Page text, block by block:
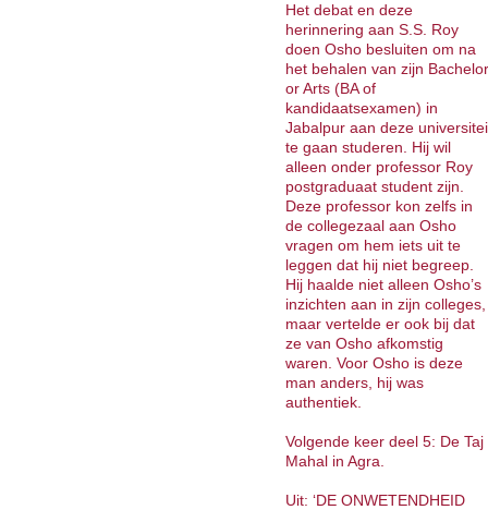
Het debat en deze
herinnering aan S.S. Roy
doen Osho besluiten om na
het behalen van zijn Bachelor
or Arts (BA of
kandidaatsexamen) in
Jabalpur aan deze
te gaan studeren. Hij wil
alleen onder professor Roy
postgraduaat student zijn.
Deze professor kon zelfs in
de collegezaal aan Osho
vragen om hem iets uit te
leggen dat hij niet begreep.
Hij haalde niet alleen Osho’s
inzichten aan in zijn colleges,
maar vertelde er ook bij dat
ze van Osho afkomstig
waren. Voor Osho is deze
man anders, hij was
authentiek.
Volgende keer deel 5: De Taj
Mahal in Agra.
Uit: ‘DE ONWETENDHEID